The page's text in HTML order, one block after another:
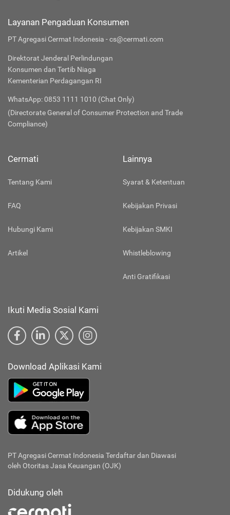
Layanan Pengaduan Konsumen
PT Agregasi Cermat Indonesia - cs@cermati.com
Direktorat Jenderal Perlindungan
Konsumen dan Tertib Niaga
Kementerian Perdagangan RI
WhatsApp: 0853 1111 1010 (Chat Only)
(Directorate General of Consumer Protection and Trade
Compliance)
Cermati
Tentang Kami
FAQ
Hubungi Kami
Artikel
Lainnya
Syarat & Ketentuan
Kebijakan Privasi
Kebijakan SMKI
Whistleblowing
Anti Gratifikasi
Ikuti Media Sosial Kami
Download Aplikasi Kami
PT Agregasi Cermat Indonesia Terdaftar dan Diawasi
oleh Otoritas Jasa Keuangan (OJK)
Didukung oleh